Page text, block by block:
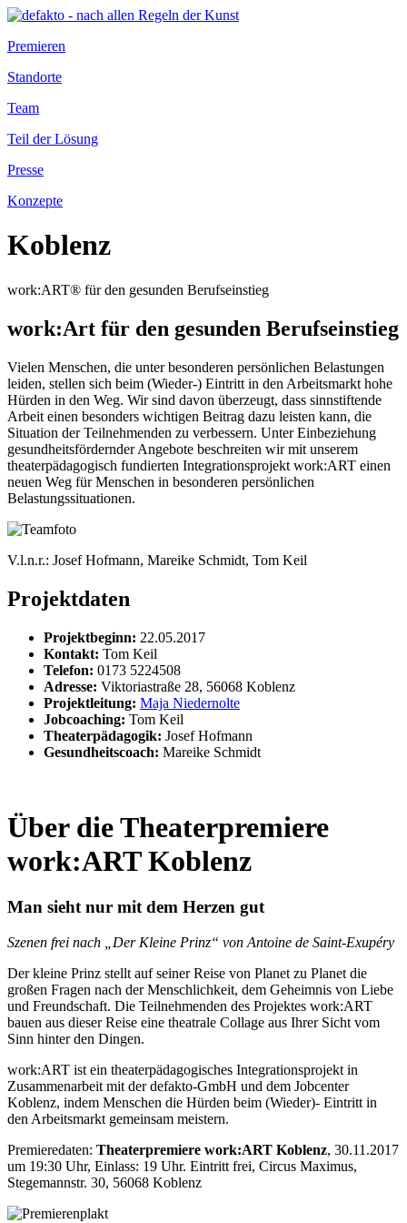
Premieren
Standorte
Team
Teil der Lösung
Presse
Konzepte
Koblenz
work:ART® für den gesunden Berufseinstieg
work:Art für den gesunden Berufseinstieg
Vielen Menschen, die unter besonderen persönlichen Belastungen
leiden, stellen sich beim (Wieder-) Eintritt in den Arbeitsmarkt hohe
Hürden in den Weg. Wir sind davon überzeugt, dass sinnstiftende
Arbeit einen besonders wichtigen Beitrag dazu leisten kann, die
Situation der Teilnehmenden zu verbessern. Unter Einbeziehung
gesundheitsfördernder Angebote beschreiten wir mit unserem
theaterpädagogisch fundierten Integrationsprojekt work:ART einen
neuen Weg für Menschen in besonderen persönlichen
Belastungssituationen.
V.l.n.r.: Josef Hofmann, Mareike Schmidt, Tom Keil
Projektdaten
Projektbeginn: 22.05.2017
Kontakt: Tom Keil
Telefon: 0173 5224508
Adresse: Viktoriastraße 28, 56068 Koblenz
Projektleitung: Maja Niedernolte
Jobcoaching: Tom Keil
Theaterpädagogik: Josef Hofmann
Gesundheitscoach: Mareike Schmidt
Über die Theaterpremiere
work:ART Koblenz
Man sieht nur mit dem Herzen gut
Szenen frei nach „Der Kleine Prinz“ von Antoine de Saint-Exupéry
Der kleine Prinz stellt auf seiner Reise von Planet zu Planet die
großen Fragen nach der Menschlichkeit, dem Geheimnis von Liebe
und Freundschaft. Die Teilnehmenden des Projektes work:ART
bauen aus dieser Reise eine theatrale Collage aus Ihrer Sicht vom
Sinn hinter den Dingen.
work:ART ist ein theaterpädagogisches Integrationsprojekt in
Zusammenarbeit mit der defakto-GmbH und dem Jobcenter
Koblenz, indem Menschen die Hürden beim (Wieder)- Eintritt in
den Arbeitsmarkt gemeinsam meistern.
Premieredaten: Theaterpremiere work:ART Koblenz, 30.11.2017
um 19:30 Uhr, Einlass: 19 Uhr. Eintritt frei, Circus Maximus,
Stegemannstr. 30, 56068 Koblenz